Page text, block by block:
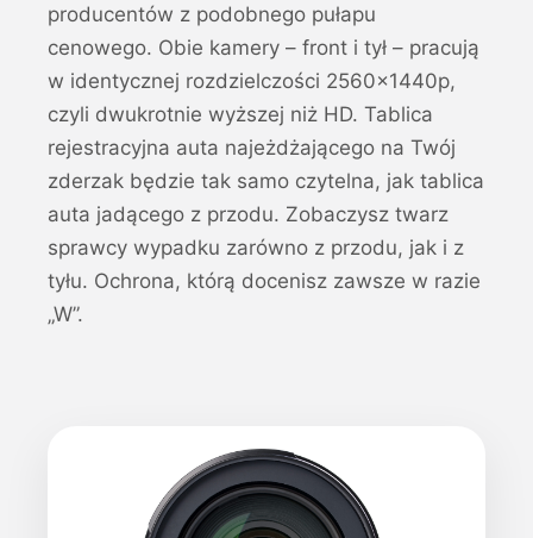
producentów z podobnego pułapu
cenowego. Obie kamery – front i tył – pracują
w identycznej rozdzielczości 2560×1440p,
czyli dwukrotnie wyższej niż HD. Tablica
rejestracyjna auta najeżdżającego na Twój
zderzak będzie tak samo czytelna, jak tablica
auta jadącego z przodu. Zobaczysz twarz
sprawcy wypadku zarówno z przodu, jak i z
tyłu. Ochrona, którą docenisz zawsze w razie
„W”.